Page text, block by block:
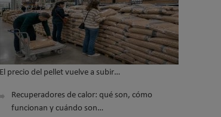
El precio del pellet vuelve a subir…
Recuperadores de calor: qué son, cómo
funcionan y cuándo son…